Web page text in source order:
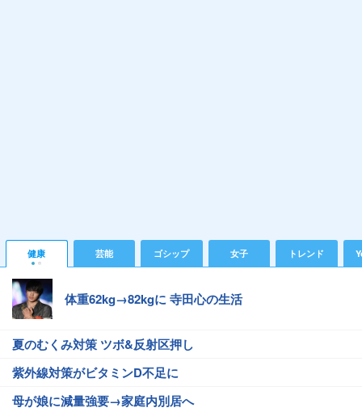
健康 芸能 ゴシップ 女子 トレンド
体重62kg→82kgに 寺田心の生活
夏のむくみ対策 ツボ&反射区押し
紫外線対策がビタミンD不足に
母が娘に減量強要→家庭内別居へ